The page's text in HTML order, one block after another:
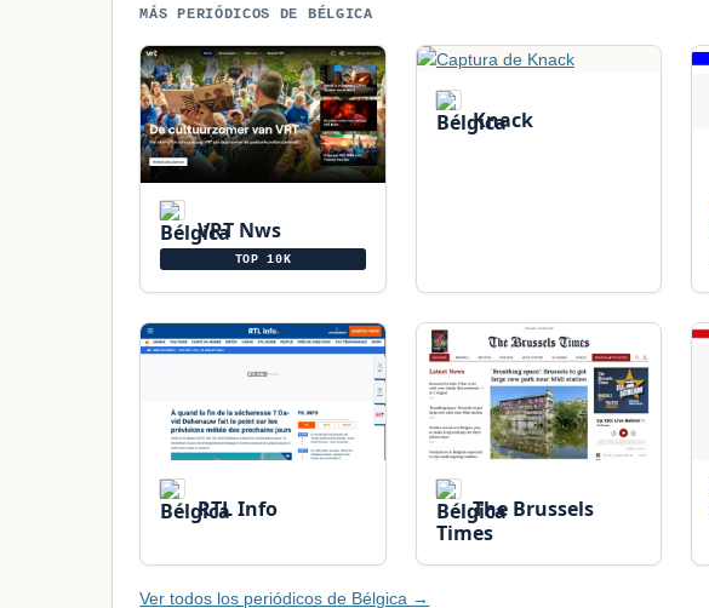
MÁS PERIÓDICOS DE BÉLGICA
VRT Nws
TOP 10K
Knack
RTL Info
The Brussels
Times
Ver todos los periódicos de Bélgica →